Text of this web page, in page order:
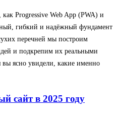
Progressive Web App (PWA) и
гибкий и надёжный фундамент
перечней мы построим
и подкрепим их реальными
ясно увидели, какие именно
сайт в 2025 году